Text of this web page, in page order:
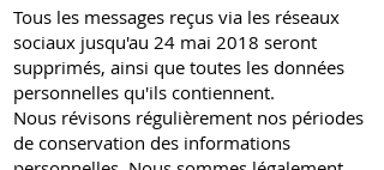
Tous les messages reçus via les réseaux
sociaux jusqu'au 24 mai 2018 seront
supprimés, ainsi que toutes les données
personnelles qu'ils contiennent.
Nous révisons régulièrement nos périodes
de conservation des informations